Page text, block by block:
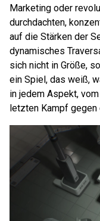
Marketing oder
durchdachten,
auf die Stärken der
dynamisches
sich nicht in Größe,
ein Spiel, das weiß,
in jedem Aspekt,
letzten Kampf gegen